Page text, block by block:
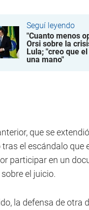
Seguí leyendo
"Cuanto menos
Orsi sobre la
Lula; "creo que
una mano"
que se
el escándalo que
participar en un
el juicio.
la defensa de otra